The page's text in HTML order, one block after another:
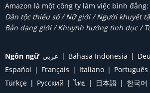
Amazon là một công ty làm việc bình đẳng:
Dân tộc thiểu số / Nữ giới / Người khuyết
Bản dạng giới / Khuynh hướng tình dục /
Ngôn ngữ عربي Bahasa Indonesia
Español
Français Italiano Português
Türkçe
Ρусский ไทย 日本語 한국어